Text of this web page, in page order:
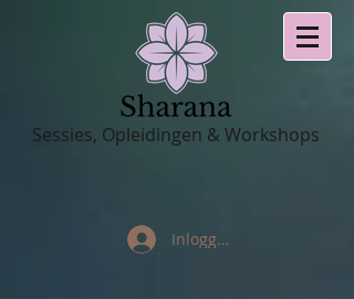
Sessies, Opleidingen & Workshops
Inloggen